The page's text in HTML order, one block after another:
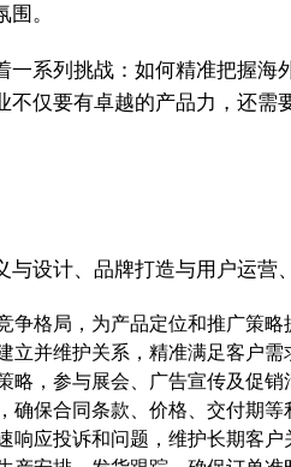
。
一系列挑战：如何精准把握
仅要有卓越的产品力，还需
设计、品牌打造与用户运营
争格局，为产品定位和推广策略
立并维护关系，精准满足客户需
略，参与展会、广告宣传及促销
确保合同条款、价格、交付期等
响应投诉和问题，维护长期客户